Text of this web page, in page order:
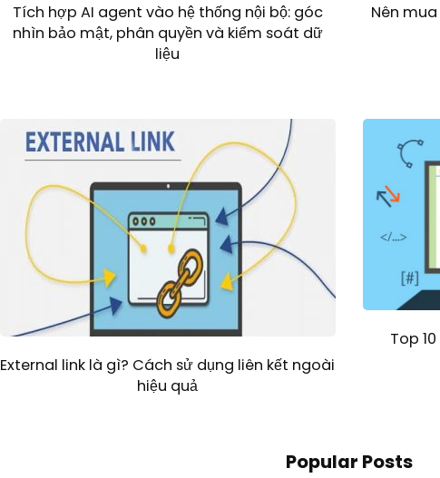
Tích hợp AI agent vào hệ thống nội bộ: góc
nhìn bảo mật, phân quyền và kiểm soát dữ
liệu
Nên
External link là gì? Cách sử dụng liên kết ngoài
hiệu quả
Top
Popular Posts